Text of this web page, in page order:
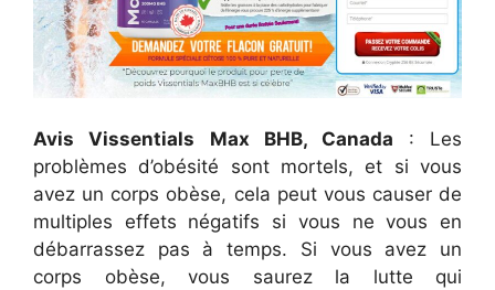
Avis Vissentials Max BHB, Canada : Les
problèmes d’obésité sont mortels, et si vous
avez un corps obèse, cela peut vous causer de
multiples effets négatifs si vous ne vous en
débarrassez pas à temps. Si vous avez un
corps obèse, vous saurez la lutte qui